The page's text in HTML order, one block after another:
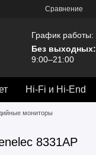
Сравнение
График работы:
Без выходных:
9:00–21:00
Hi-Fi и Hi-End
мониторы
8331AP